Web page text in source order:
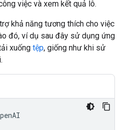
việc và xem kết quả lô.
khả năng tương thích cho việc
đó, ví dụ sau đây sử dụng ứng
xuống tệp, giống như khi sử